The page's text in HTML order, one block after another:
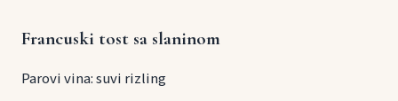
Francuski tost sa slaninom
Parovi vina: suvi rizling